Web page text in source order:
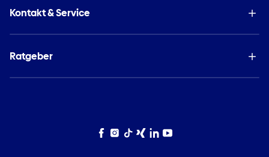
Kontakt & Service
Ratgeber
Facebook
Instagram
TikTokXingLinkedIn
YouTube